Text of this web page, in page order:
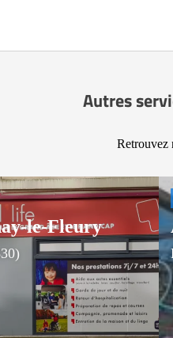
Autres
Retrouvez
le-Fleury